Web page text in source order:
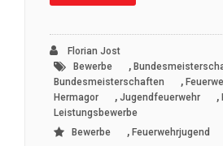
Florian Jost
Bewerbe
,
Bundesmeisterschaften ,
Hermagor , Jugendfeuerwehr ,
Leistungsbewerbe
Bewerbe
, Feuerwehrjugend